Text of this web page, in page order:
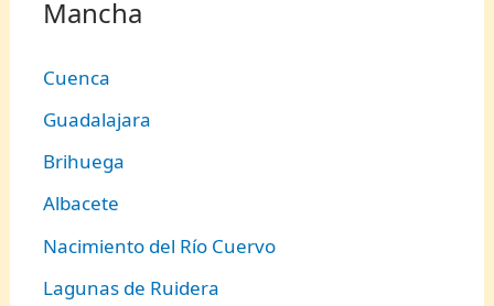
Mancha
Cuenca
Guadalajara
Brihuega
Albacete
Nacimiento del Río Cuervo
Lagunas de Ruidera